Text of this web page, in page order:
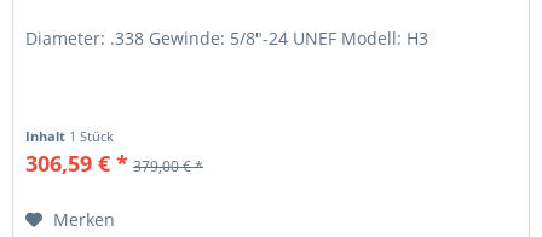
Diameter: .338 Gewinde: 5/8"-24 UNEF Modell: H3
Inhalt 1 Stück
306,59 € * 379,00 € *
Merken